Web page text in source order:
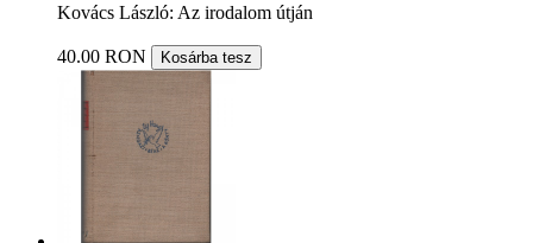
Kovács László: Az irodalom útján
40.00 RON Kosárba tesz